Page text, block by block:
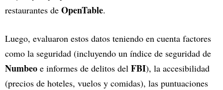
restaurantes de OpenTable.
Luego, evaluaron estos datos teniendo en cuenta factores
como la seguridad (incluyendo un índice de seguridad de
Numbeo e informes de delitos del FBI), la accesibilidad
(precios de hoteles, vuelos y comidas), las puntuaciones